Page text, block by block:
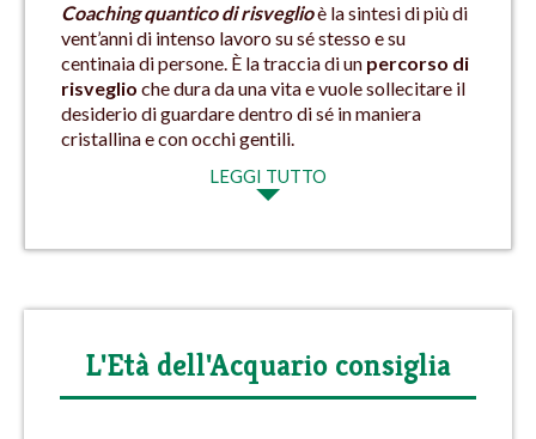
Coaching quantico di risveglioè la sintesi di più di
vent’anni di intenso lavoro su sé stesso e su
centinaia di persone. È la traccia di un percorso di
risveglio che dura da una vita e vuole sollecitare il
desiderio di guardare dentro di sé in maniera
cristallina e con occhi gentili.
LEGGI TUTTO
L'Età dell'Acquario consiglia